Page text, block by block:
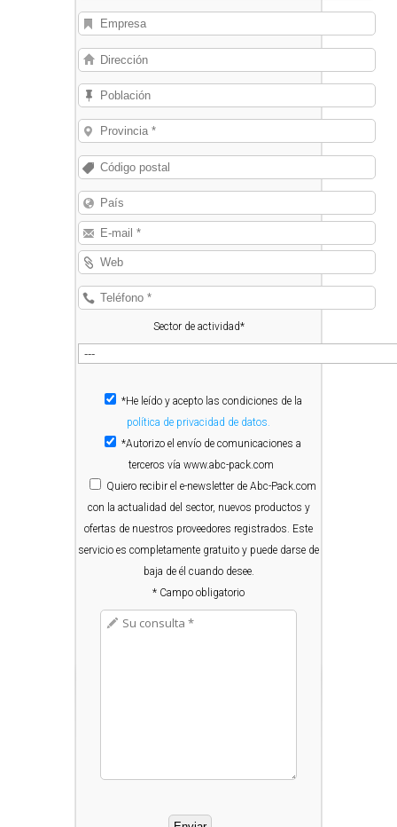
Sector de actividad*
*He leído y acepto las condiciones de la
política de privacidad de datos.
*Autorizo el envío de comunicaciones a
terceros vía www.abc-pack.com
Quiero recibir el e-newsletter de Abc-Pack.com
con la actualidad del sector, nuevos productos y
ofertas de nuestros proveedores registrados. Este
servicio es completamente gratuito y puede darse de
baja de él cuando desee.
* Campo obligatorio